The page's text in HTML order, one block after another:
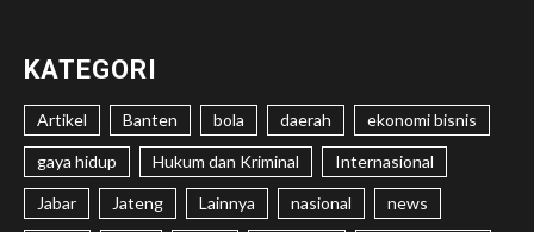
KATEGORI
Artikel Banten bola daerah ekonomi bisnis
gaya hidup Hukum dan Kriminal Internasional
Jabar Jateng Lainnya nasional news